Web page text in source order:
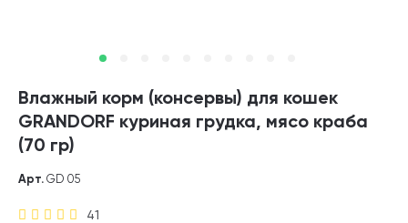
Влажный корм (консервы) для кошек
GRANDORF куриная грудка, мясо краба
(70 гр)
41
Арт. GD 05